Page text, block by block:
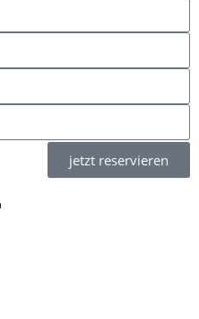
jetzt reservieren